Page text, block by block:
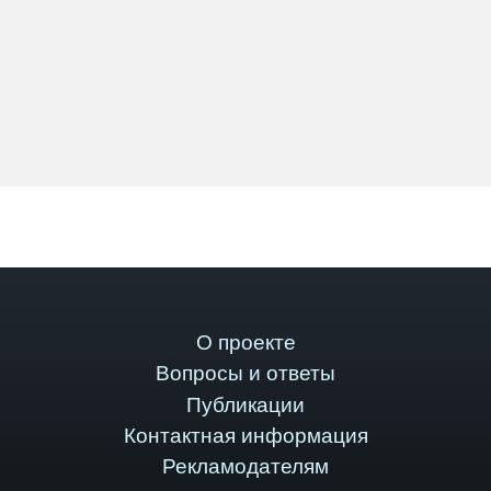
О проекте
Вопросы и ответы
Публикации
Контактная информация
Рекламодателям